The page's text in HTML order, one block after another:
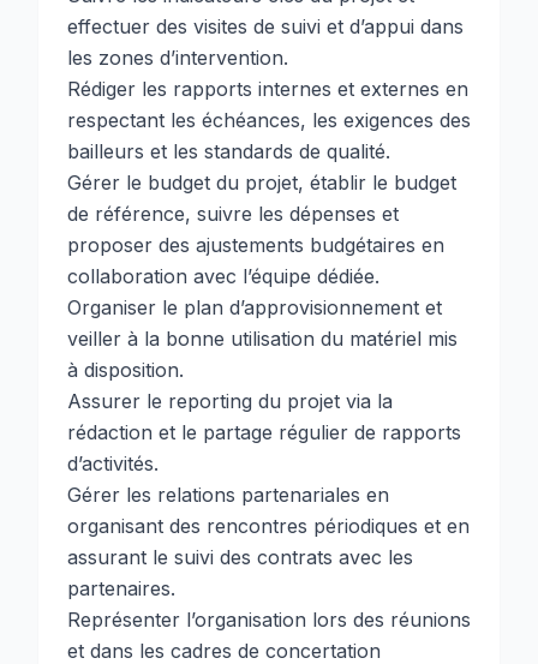
effectuer des visites de suivi et d’appui dans
les zones d’intervention.
Rédiger les rapports internes et externes en
respectant les échéances, les exigences des
bailleurs et les standards de qualité.
Gérer le budget du projet, établir le budget
de référence, suivre les dépenses et
proposer des ajustements budgétaires en
collaboration avec l’équipe dédiée.
Organiser le plan d’approvisionnement et
veiller à la bonne utilisation du matériel mis
à disposition.
Assurer le reporting du projet via la
rédaction et le partage régulier de rapports
d’activités.
Gérer les relations partenariales en
organisant des rencontres périodiques et en
assurant le suivi des contrats avec les
partenaires.
Représenter l’organisation lors des réunions
et dans les cadres de concertation